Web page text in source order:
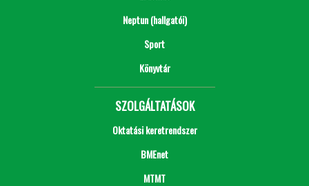
Neptun (hallgatói)
Sport
Könyvtár
SZOLGÁLTATÁSOK
Oktatási keretrendszer
BMEnet
MTMT